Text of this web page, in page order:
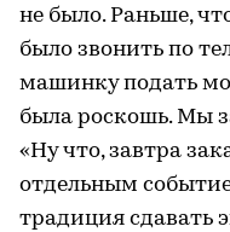
не было. Раньше,
было звонить по
машинку подать
была роскошь. Мы
«Ну что, завтра
отдельным
традиция сдавать